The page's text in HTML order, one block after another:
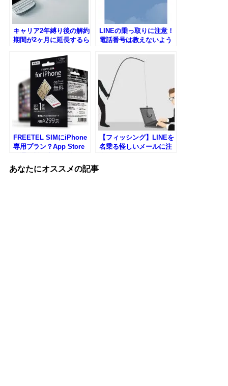
キャリア2年縛り後の解約
期間が2ヶ月に延長するら
LINEの乗っ取りに注意！
電話番号は教えないよう
FREETEL SIMにiPhone
専用プラン？App Store
【フィッシング】LINEを
名乗る怪しいメールに注
あなたにオススメの記事